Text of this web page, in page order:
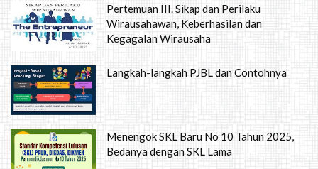
Pertemuan III. Sikap dan Perilaku
Wirausahawan, Keberhasilan dan
Kegagalan Wirausaha
Langkah-langkah PJBL dan Contohnya
Menengok SKL Baru No 10 Tahun 2025,
Bedanya dengan SKL Lama